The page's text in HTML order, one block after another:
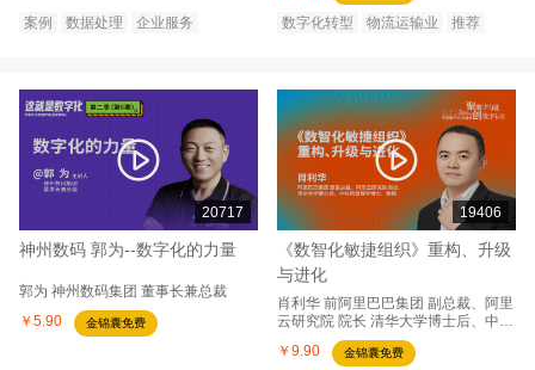
案例 数据处理 企业服务 数字化转型 物流运输业 推荐
20717
神州数码 郭为--数字化的力量
郭为 神州数码集团 董事长兼总裁
￥5.90
金锦囊免费
19406
《数智化敏捷组织》重构、升级
与进化
肖利华 前阿里巴巴集团 副总裁、阿里
云研究院 院长 清华大学博士后、中科
院管理学博士、教授
￥9.90 金锦囊免费